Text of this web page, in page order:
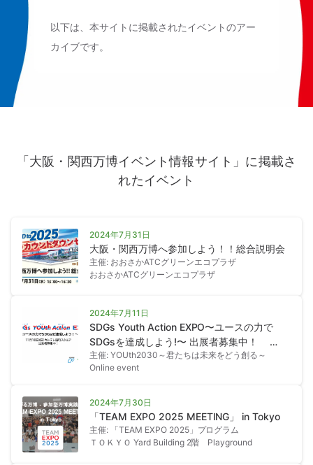
以下は、本サイトに掲載されたイベントのアー
カイブです。
「大阪・関西万博イベント情報サイト」に掲載さ
れたイベント
2024年7月31日
大阪・関西万博へ参加しよう！！総合説明会
主催: おおさかATCグリーンエコプラザ
おおさかATCグリーンエコプラザ
2024年7月11日
SDGs Youth Action EXPO〜ユースの力で
SDGsを達成しよう!〜 出展者募集中！
7/11,23,31 オンライン説明会実施
主催: YOUth2030～君たちは未来をどう創る～
Online event
2024年7月30日
「TEAM EXPO 2025 MEETING」 in Tokyo
主催: 「TEAM EXPO 2025」プログラム
ＴＯＫＹＯ Yard Building 2階 Playground